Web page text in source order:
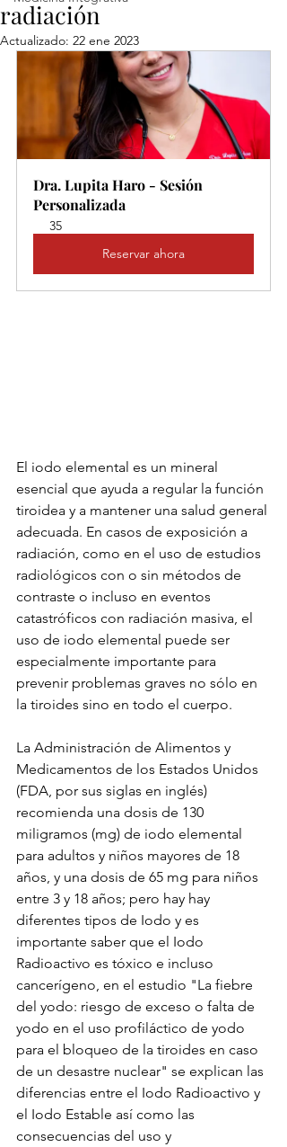
radiación
Actualizado: 22 ene 2023
Dra. Lupita Haro - Sesión
Personalizada
35
Reservar ahora
El iodo elemental es un mineral
esencial que ayuda a regular la función
tiroidea y a mantener una salud general
adecuada. En casos de exposición a
radiación, como en el uso de estudios
radiológicos con o sin métodos de
contraste o incluso en eventos
catastróficos con radiación masiva, el
uso de iodo elemental puede ser
especialmente importante para
prevenir problemas graves no sólo en
la tiroides sino en todo el cuerpo.
La Administración de Alimentos y
Medicamentos de los Estados Unidos
(FDA, por sus siglas en inglés)
recomienda una dosis de 130
miligramos (mg) de iodo elemental
para adultos y niños mayores de 18
años, y una dosis de 65 mg para niños
entre 3 y 18 años; pero hay hay
diferentes tipos de Iodo y es
importante saber que el Iodo
Radioactivo es tóxico e incluso
cancerígeno, en el estudio "La fiebre
del yodo: riesgo de exceso o falta de
yodo en el uso profiláctico de yodo
para el bloqueo de la tiroides en caso
de un desastre nuclear" se explican las
diferencias entre el Iodo Radioactivo y
el Iodo Estable así como las
consecuencias del uso y